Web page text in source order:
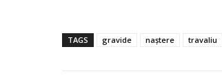
TAGS gravide naștere travaliu